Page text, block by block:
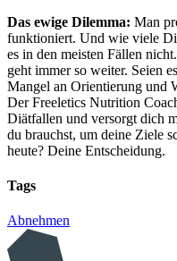
Das ewige Dilemma: Man
funktioniert. Und wie viele
es in den meisten Fällen
geht immer so weiter. Seien
Mangel an Orientierung und
Der Freeletics Nutrition
Diätfallen und versorgt dich
du brauchst, um deine Ziele
heute? Deine Entscheidung.
Tags
Abnehmen